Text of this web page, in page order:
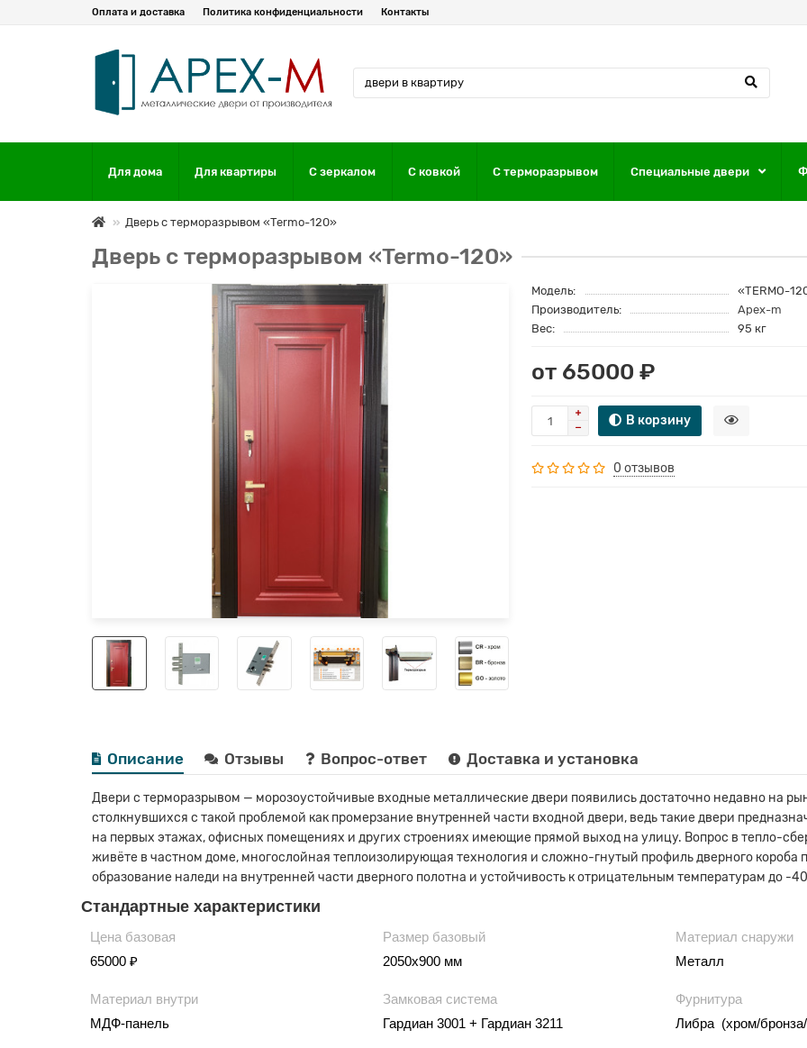
Оплата и доставка Политика конфиденциальности Контакты
Для дома Для квартиры С зеркалом С ковкой С терморазрывом Специальные двери
Дверь с терморазрывом «Termo-120»
Дверь с терморазрывом «Termo-120»
Модель:
«TERMO-
Производитель:
Apex-m
Вес:
95 кг
от 65000 ₽
В корзину
0 отзывов
Описание Отзывы Вопрос-ответ Доставка и установка
Двери с терморазрывом — морозоустойчивые входные металлические двери появились достаточно недавно на
столкнувшихся с такой проблемой как промерзание внутренней части входной двери, ведь такие двери
на первых этажах, офисных помещениях и других строениях имеющие прямой выход на улицу. Вопрос в тепло-
живёте в частном доме, многослойная теплоизолирующая технология и сложно-гнутый профиль дверного короба
образование наледи на внутренней части дверного полотна и устойчивость к отрицательным температурам до -
Стандартные характеристики
Цена базовая
65000 ₽
Размер базовый
2050х900 мм
Материал снаружи
Металл
Материал внутри
МДФ-панель
Замковая система
Гардиан 3001 + Гардиан 3211
Фурнитура
Либра (хром/бронза/